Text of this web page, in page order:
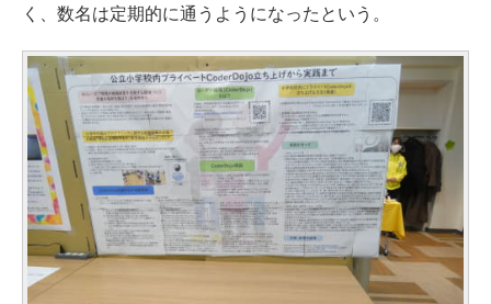
く、数名は定期的に通うようになったという。